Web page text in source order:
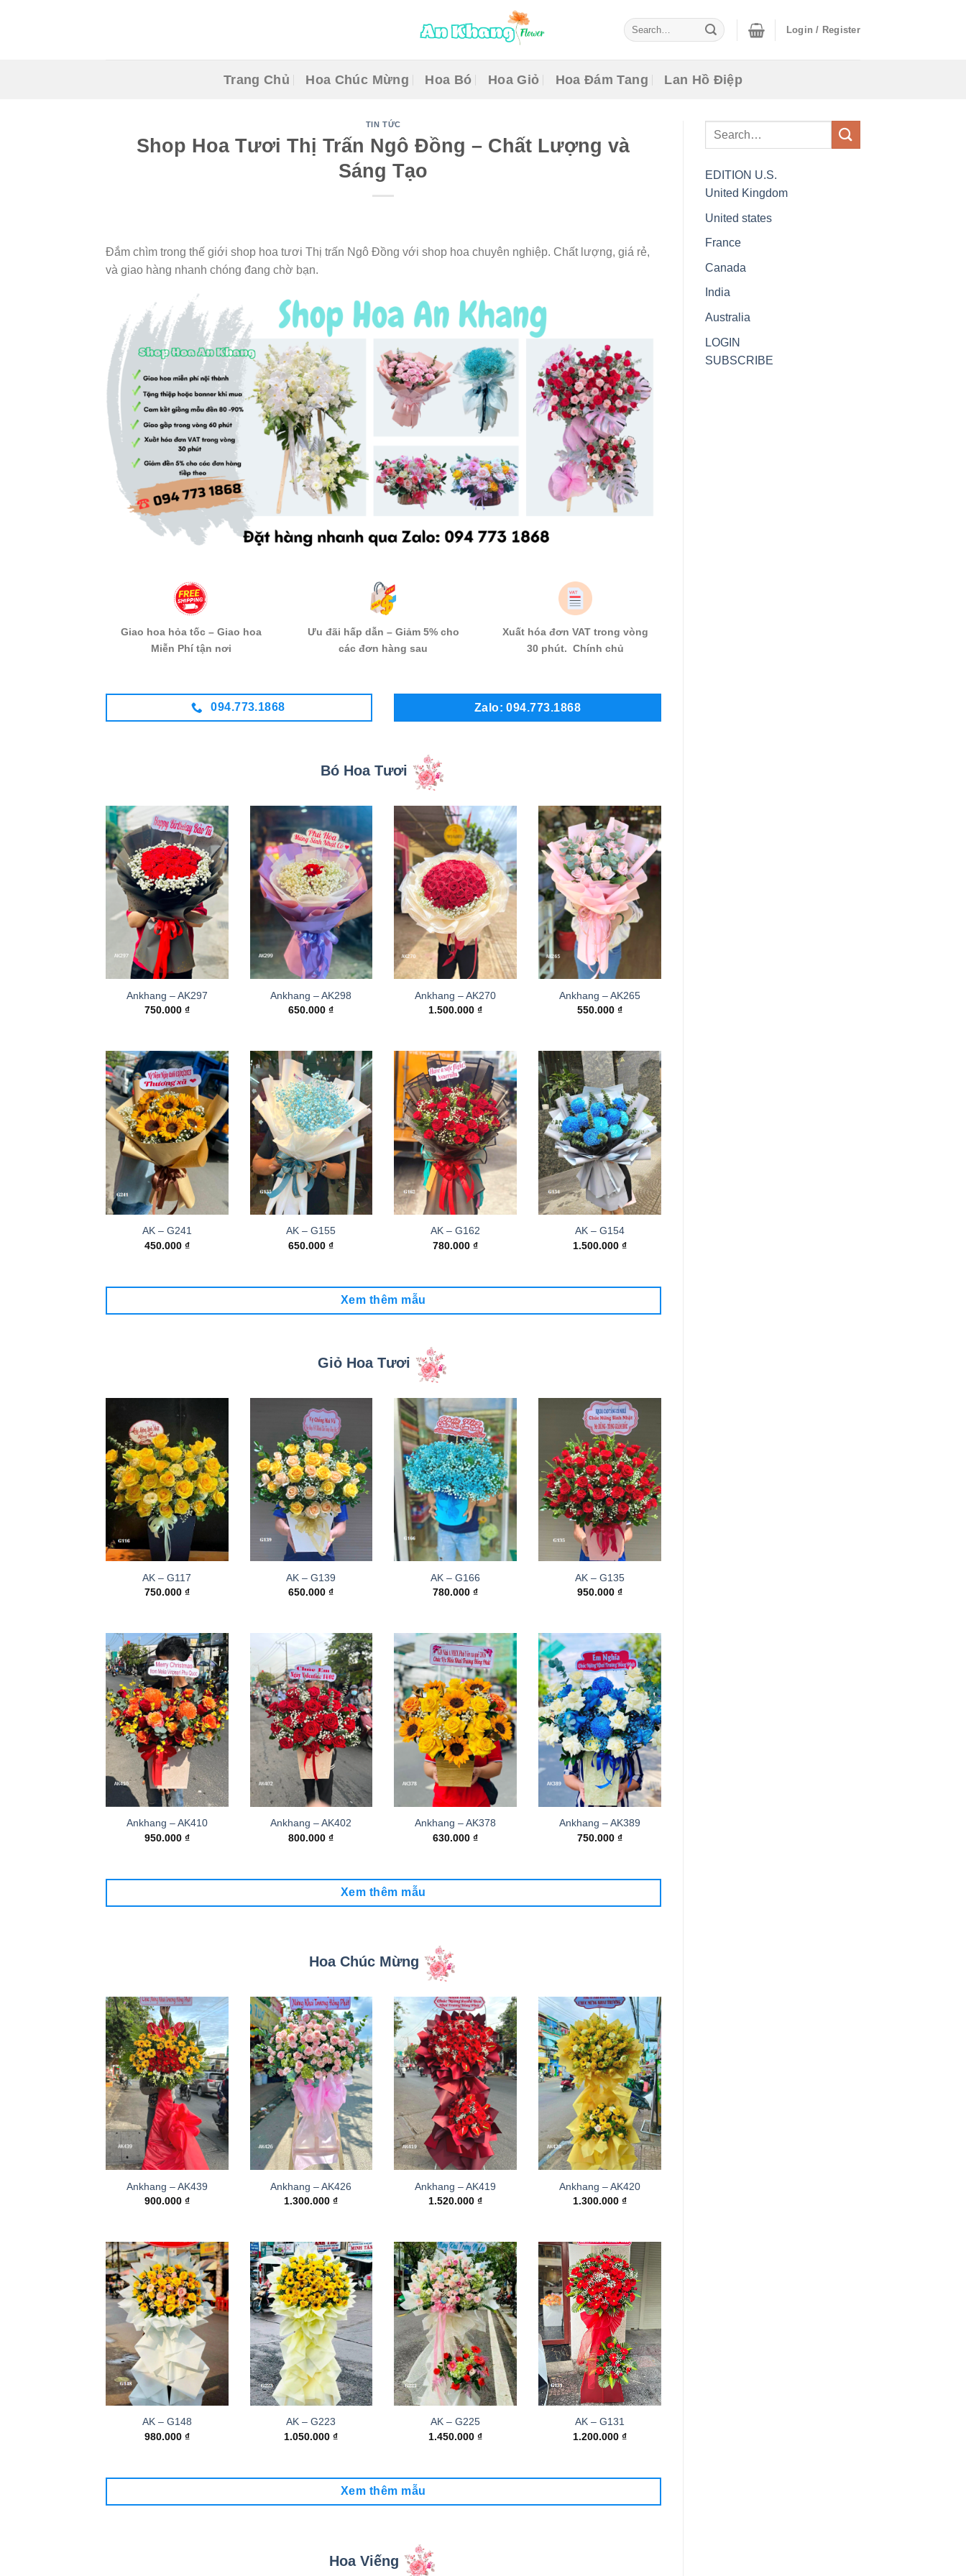
Search
for:
Login / Register
Trang Chủ Hoa Chúc Mừng Hoa Bó Hoa Giỏ Hoa Đám Tang Lan Hồ Điệp
TIN TỨC
Shop Hoa Tươi Thị Trấn Ngô Đồng – Chất Lượng và
Sáng Tạo
Đắm chìm trong thế giới shop hoa tươi Thị trấn Ngô Đồng với shop hoa chuyên nghiệp. Chất lượng, giá rẻ,
và giao hàng nhanh chóng đang chờ bạn.
Giao hoa hỏa tốc – Giao hoa
Miễn Phí tận nơi
Ưu đãi hấp dẫn – Giảm 5% cho
các đơn hàng sau
Xuất hóa đơn VAT trong vòng
30 phút. Chính chủ
094.773.1868 Zalo: 094.773.1868
Bó Hoa Tươi
Ankhang – AK297
750.000 ₫
Ankhang – AK298
650.000₫
Ankhang – AK270
1.500.000₫
Ankhang – AK265
550.000 ₫
AK – G241
450.000 ₫
AK – G155
650.000₫
AK – G162
780.000₫
AK – G154
1.500.000 ₫
Xem thêm mẫu
Giỏ Hoa Tươi
AK – G117
750.000 ₫
AK – G139
650.000₫
AK – G166
780.000₫
AK – G135
950.000 ₫
Ankhang – AK410
950.000 ₫
Ankhang – AK402
800.000₫
Ankhang – AK378
630.000₫
Ankhang – AK389
750.000 ₫
Xem thêm mẫu
Hoa Chúc Mừng
Ankhang – AK439
900.000 ₫
Ankhang – AK426
1.300.000₫
Ankhang – AK419
1.520.000₫
Ankhang – AK420
1.300.000 ₫
AK – G148
980.000 ₫
AK – G223
1.050.000₫
AK – G225
1.450.000₫
AK – G131
1.200.000 ₫
Xem thêm mẫu
Hoa Viếng
EDITION U.S.
United Kingdom
United states
France
Canada
India
Australia
LOGIN
SUBSCRIBE